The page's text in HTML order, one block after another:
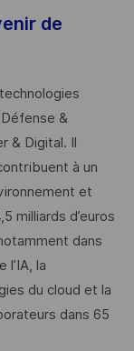
de
&
Digital. Il
à un
et
milliards d’euros
dans
l’IA, la
du cloud et la
dans 65